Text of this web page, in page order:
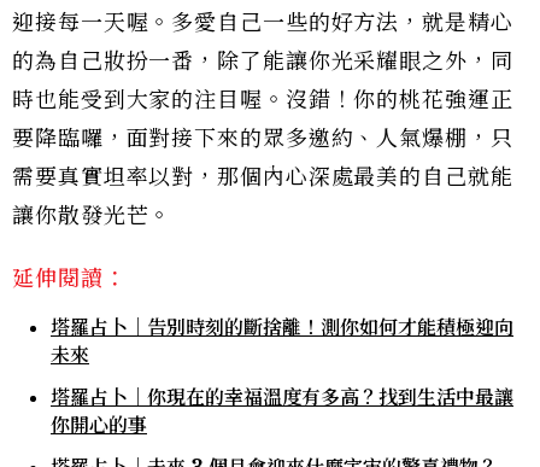
迎接每一天喔。多愛自己一些的好方法，就是精心
的為自己妝扮一番，除了能讓你光采耀眼之外，同
時也能受到大家的注目喔。沒錯！你的桃花強運正
要降臨囉，面對接下來的眾多邀約、人氣爆棚，只
需要真實坦率以對，那個內心深處最美的自己就能
讓你散發光芒。
延伸閱讀：
塔羅占卜｜告別時刻的斷捨離！測你如何才能積極迎向
未來
塔羅占卜｜你現在的幸福溫度有多高？找到生活中最讓
你開心的事